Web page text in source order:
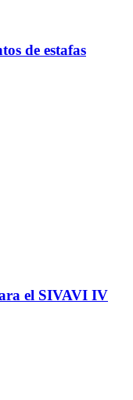
de estafas
el SIVAVI IV